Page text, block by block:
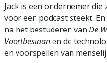
Jack is een ondernemer die
voor een podcast steekt.
na het bestuderen van De
Voortbestaanen de
en voorspellen van